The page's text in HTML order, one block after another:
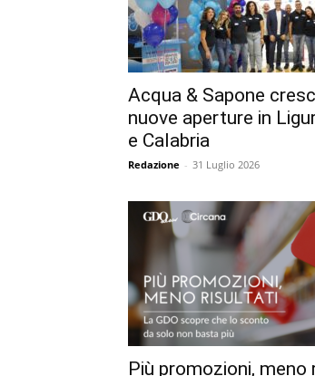
Acqua & Sapone
nuove aperture in
e Calabria
Redazione - 31 Luglio 2026
Più promozioni, meno